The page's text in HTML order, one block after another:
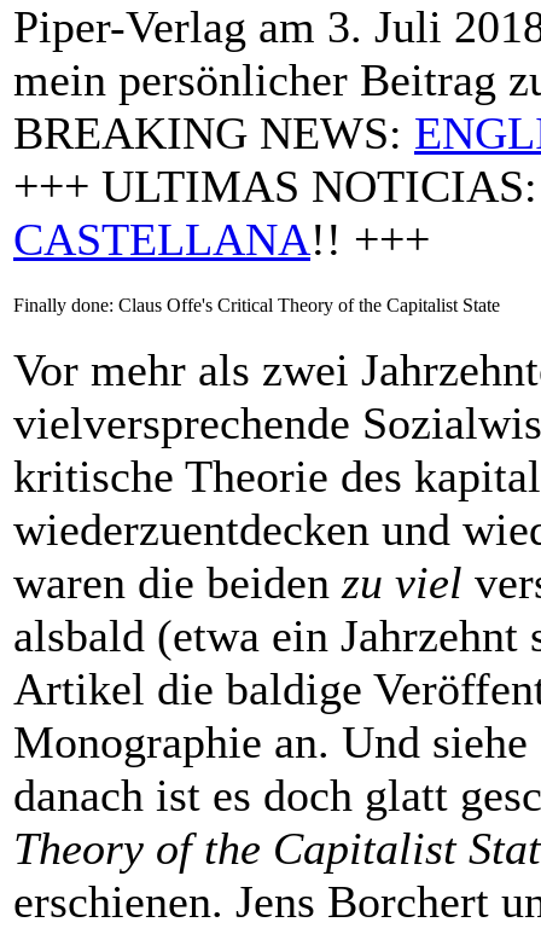
Piper-Verlag am 3. Juli
mein persönlicher Beitrag
BREAKING NEWS:
+++ ULTIMAS
CASTELLANA!! +++
Finally done: Claus Offe's Critical Theory of the Capitalist State
Vor mehr als zwei
vielversprechende
kritische Theorie des
wiederzuentdecken und
waren die beiden zu viel
alsbald (etwa ein
Artikel die baldige
Monographie an. Und
danach ist es doch glatt
Theory of the Capitalist
erschienen. Jens Borchert